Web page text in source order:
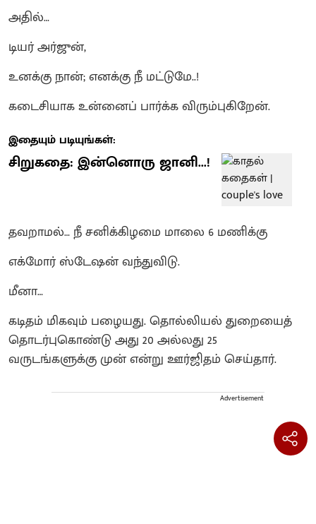
அதில்…
டியர் அர்ஜுன்,
உனக்கு நான்; எனக்கு நீ மட்டுமே..!
கடைசியாக உன்னைப் பார்க்க விரும்புகிறேன்.
இதையும் படியுங்கள்:
சிறுகதை: இன்னொரு ஜானி...!
தவறாமல்… நீ சனிக்கிழமை மாலை 6 மணிக்கு
எக்மோர் ஸ்டேஷன் வந்துவிடு.
மீனா…
கடிதம் மிகவும் பழையது. தொல்லியல் துறையைத்
தொடர்புகொண்டு அது 20 அல்லது 25
வருடங்களுக்கு முன் என்று ஊர்ஜிதம் செய்தார்.
Advertisement